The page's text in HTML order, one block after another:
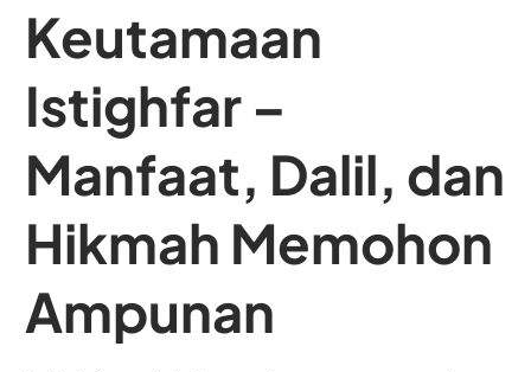
Keutamaan
Istighfar –
Manfaat, Dalil, dan
Hikmah Memohon
Ampunan